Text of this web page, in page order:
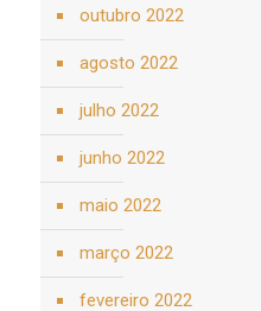
outubro 2022
agosto 2022
julho 2022
junho 2022
maio 2022
março 2022
fevereiro 2022